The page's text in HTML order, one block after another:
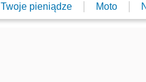
Twoje pieniądze Moto